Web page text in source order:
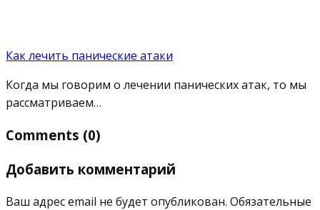
Как лечить панические атаки
Когда мы говорим о лечении панических атак, то мы
рассматриваем…
Comments (0)
Добавить комментарий
Ваш адрес email не будет опубликован. Обязательные